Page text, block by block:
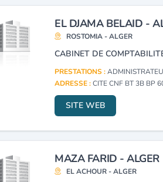
EL DJAMA BELAID -
ROSTOMIA - ALGER
PRESTATIONS :
ADRESSE :CITE CNF BT 3B BP
SITE WEB
MAZA FARID - ALGER
EL ACHOUR - ALGER